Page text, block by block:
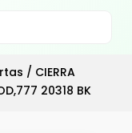
/ CIERRA
20318 BK